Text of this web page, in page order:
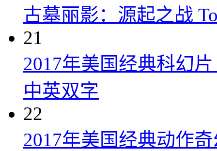
古墓丽影：源起之战
21
2017年美国经典科幻
中英双字
22
2017年美国经典动作